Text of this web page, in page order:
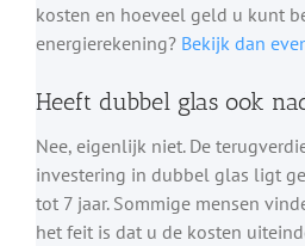
kosten en hoeveel geld u kunt
energierekening? Bekijk dan
Heeft dubbel glas ook
Nee, eigenlijk niet. De
investering in dubbel glas ligt
tot 7 jaar. Sommige mensen
het feit is dat u de kosten